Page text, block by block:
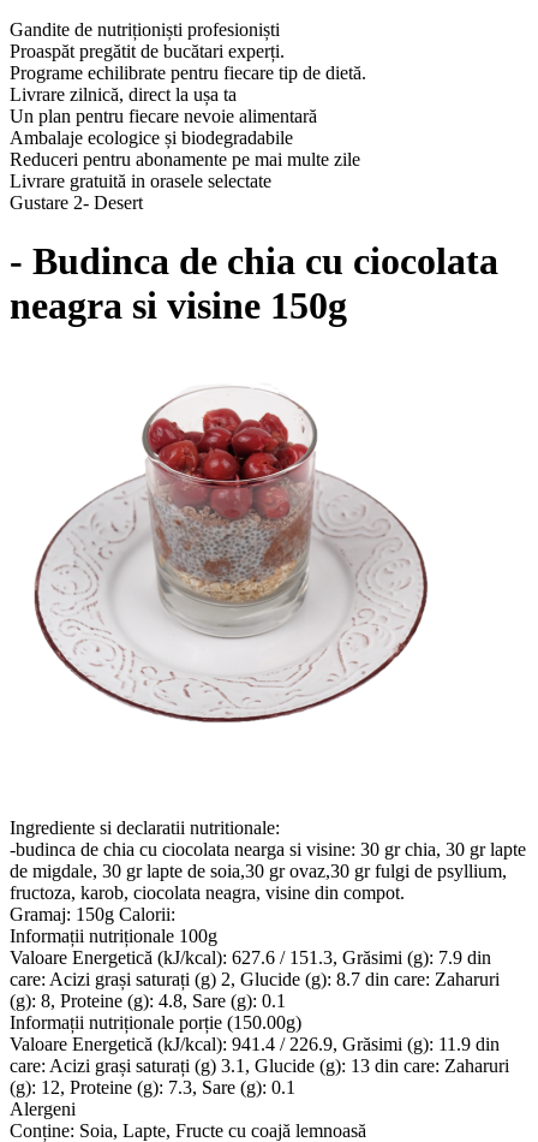
Gandite de nutriționiști profesioniști
Proaspăt pregătit de bucătari experți.
Programe echilibrate pentru fiecare tip de dietă.
Livrare zilnică, direct la ușa ta
Un plan pentru fiecare nevoie alimentară
Ambalaje ecologice și biodegradabile
Reduceri pentru abonamente pe mai multe zile
Livrare gratuită in orasele selectate
Gustare 2- Desert
- Budinca de chia cu ciocolata
neagra si visine 150g
Ingrediente si declaratii nutritionale:
-budinca de chia cu ciocolata nearga si visine: 30 gr chia, 30 gr lapte
de migdale, 30 gr lapte de soia,30 gr ovaz,30 gr fulgi de psyllium,
fructoza, karob, ciocolata neagra, visine din compot.
Gramaj: 150g Calorii:
Informații nutriționale 100g
Valoare Energetică (kJ/kcal): 627.6 / 151.3, Grăsimi (g): 7.9 din
care: Acizi grași saturați (g) 2, Glucide (g): 8.7 din care: Zaharuri
(g): 8, Proteine (g): 4.8, Sare (g): 0.1
Informații nutriționale porție (150.00g)
Valoare Energetică (kJ/kcal): 941.4 / 226.9, Grăsimi (g): 11.9 din
care: Acizi grași saturați (g) 3.1, Glucide (g): 13 din care: Zaharuri
(g): 12, Proteine (g): 7.3, Sare (g): 0.1
Alergeni
Conține: Soia, Lapte, Fructe cu coajă lemnoasă